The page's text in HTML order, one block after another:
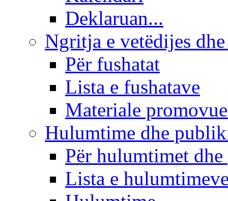
Deklaruan...
Ngritja e vetëdijes
Për fushatat
Lista e fushatave
Materiale
Hulumtime dhe
Për hulumtimet
Lista e